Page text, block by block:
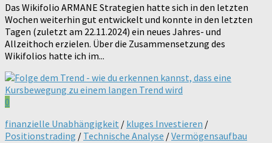
Das Wikifolio ARMANE Strategien hatte sich in den letzten
Wochen weiterhin gut entwickelt und konnte in den letzten
Tagen (zuletzt am 22.11.2024) ein neues Jahres- und
Allzeithoch erzielen. Über die Zusammensetzung des
Wikifolios hatte ich im...
0
finanzielle Unabhängigkeit / kluges Investieren /
Positionstrading / Technische Analyse /Vermögensaufbau